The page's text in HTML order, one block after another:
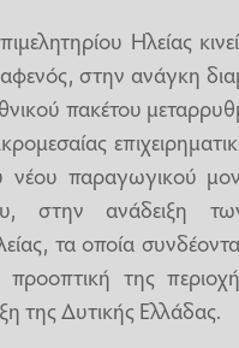
Ηλείας
αφενός, στην ανάγκη
πακέτου
νέου παραγωγικού
στην ανάδειξη
τα οποία
της
της Δυτικής Ελλάδας.